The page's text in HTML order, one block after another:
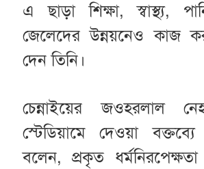
এ ছাড়া শিক্ষা, স্বাস্থ্য,
জেলেদের উন্নয়নেও কাজ
দেন তিনি।
চেন্নাইয়ের জওহরলাল
স্টেডিয়ামে দেওয়া
বলেন, প্রকৃত